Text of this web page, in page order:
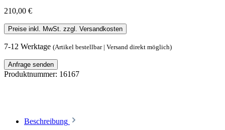
210,00 €
Preise inkl. MwSt. zzgl. Versandkosten
7-12 Werktage (Artikel bestellbar | Versand direkt möglich)
Anfrage senden
Produktnummer: 16167
Beschreibung